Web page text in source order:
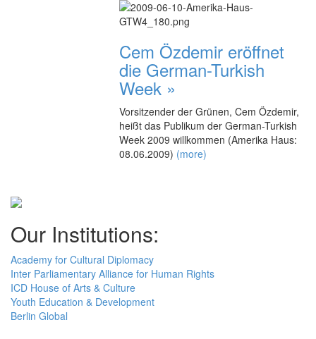
Cem Özdemir eröffnet
die German-Turkish
Week »
Vorsitzender der Grünen, Cem Özdemir,
heißt das Publikum der German-Turkish
Week 2009 willkommen (Amerika Haus:
08.06.2009) (more)
Our Institutions:
Academy for Cultural Diplomacy
Inter Parliamentary Alliance for Human Rights
ICD House of Arts & Culture
Youth Education & Development
Berlin Global